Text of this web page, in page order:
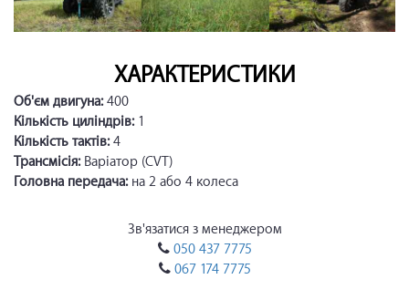
ХАРАКТЕРИСТИКИ
Об'єм двигуна:400
Кількість циліндрів:1
Кількість тактів:4
Трансмісія:Варіатор (CVT)
Головна передача:на 2 або 4 колеса
Зв'язатися з менеджером
050 437 7775
067 174 7775